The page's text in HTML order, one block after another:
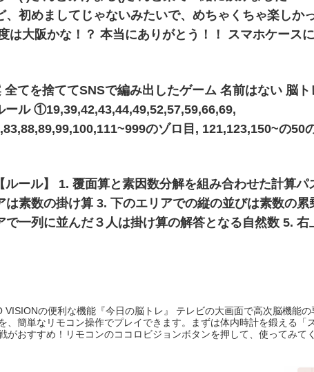
、初めましてじゃないみたいで、めちゃくちゃ楽しか
は大阪かな！？ 本当にありがとう！！ スマホケース
全てを捨ててSNSで編み出したゲーム 名前はない 脳
のゾロ目, 121,123,150~の50
ルール】 1. 覆面算と素因数分解を組み合わせた計算パ
は素数の掛け算 3. 下のエリアでの縦の並びは素数の累
で一列に並んだ３人は掛け算の解答となる自然数 5. 右
VISIONの便利な機能『今日の脳トレ』 テレビの大画面で高次脳機能の
、簡単なリモコン操作でプレイできます。まずは体内時計を鍛える「
がおすすめ！リモコンのココロビジョンボタンを押して、使ってみて